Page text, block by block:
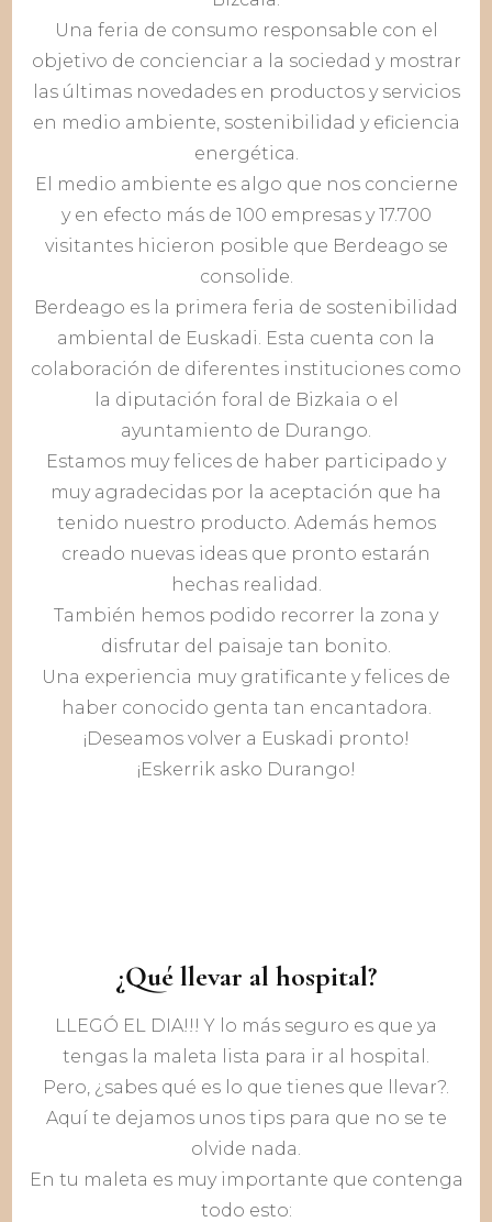
Una feria de consumo responsable con el
objetivo de concienciar a la sociedad y mostrar
las últimas novedades en productos y servicios
en medio ambiente, sostenibilidad y eficiencia
energética.
El medio ambiente es algo que nos concierne
y en efecto más de 100 empresas y 17.700
visitantes hicieron posible que Berdeago se
consolide.
Berdeago es la primera feria de sostenibilidad
ambiental de Euskadi. Esta cuenta con la
colaboración de diferentes instituciones como
la diputación foral de Bizkaia o el
ayuntamiento de Durango.
Estamos muy felices de haber participado y
muy agradecidas por la aceptación que ha
tenido nuestro producto. Además hemos
creado nuevas ideas que pronto estarán
hechas realidad.
También hemos podido recorrer la zona y
disfrutar del paisaje tan bonito.
Una experiencia muy gratificante y felices de
haber conocido genta tan encantadora.
¡Deseamos volver a Euskadi pronto!
¡Eskerrik asko Durango!
¿Qué llevar al hospital?
LLEGÓ EL DIA!!! Y lo más seguro es que ya
tengas la maleta lista para ir al hospital.
Pero, ¿sabes qué es lo que tienes que llevar?.
Aquí te dejamos unos tips para que no se te
olvide nada.
En tu maleta es muy importante que contenga
todo esto: